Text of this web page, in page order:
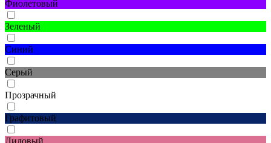
Фиолетовый
Зеленый
Синий
Серый
Прозрачный
Графитовый
Лиловый